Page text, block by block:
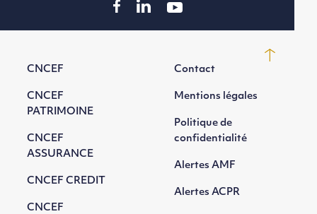
CNCEF
CNCEF
PATRIMOINE
CNCEF
ASSURANCE
CNCEF CREDIT
CNCEF
Contact
Mentions légales
Politique de
confidentialité
Alertes AMF
Alertes ACPR